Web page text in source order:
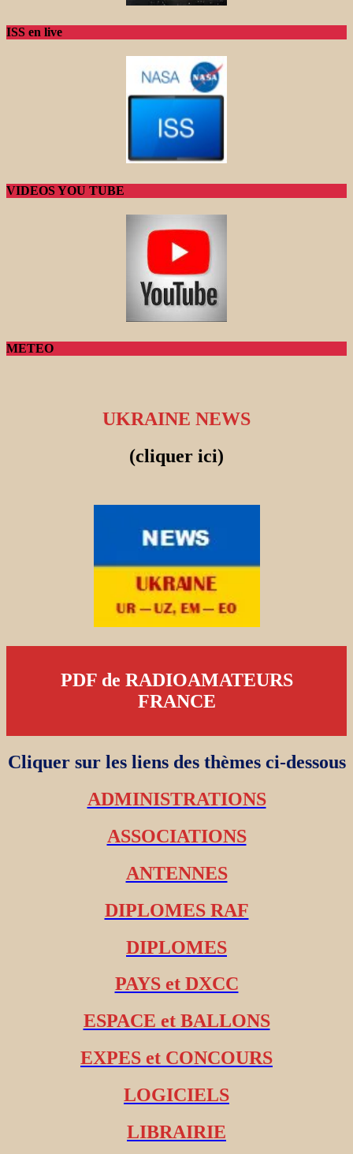
ISS en live
VIDEOS YOU TUBE
METEO
UKRAINE NEWS
(cliquer ici)
PDF de RADIOAMATEURS
FRANCE
Cliquer sur les liens des thèmes ci-dessous
ADMINISTRATIONS
ASSOCIATIONS
ANTENNES
DIPLOMES RAF
DIPLOMES
PAYS et DXCC
ESPACE et BALLONS
EXPES et CONCOURS
LOGICIELS
LIBRAIRIE